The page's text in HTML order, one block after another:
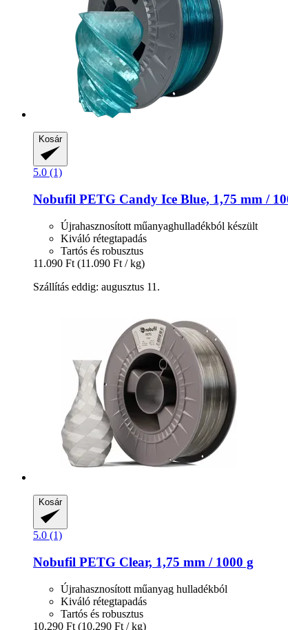
Kosár
5.0 (1)
Nobufil PETG Candy Ice Blue, 1,75 mm /
Újrahasznosított műanyaghulladékból készült
Kiváló rétegtapadás
Tartós és robusztus
11.090 Ft (11.090 Ft / kg)
Szállítás eddig: augusztus 11.
Kosár
5.0 (1)
Nobufil PETG Clear, 1,75 mm / 1000 g
Újrahasznosított műanyag hulladékból
Kiváló rétegtapadás
Tartós és robusztus
10.290 Ft (10.290 Ft / kg)